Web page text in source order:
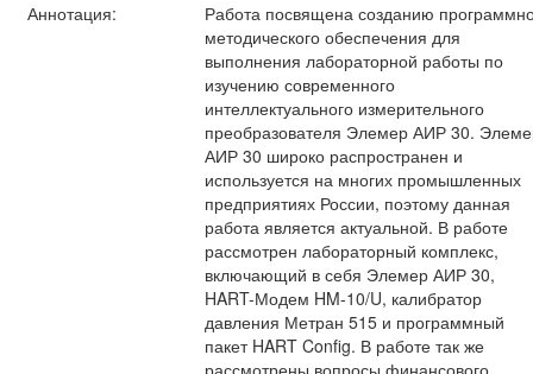
Аннотация:
Работа посвящена созданию
методического обеспечения для
выполнения лабораторной работы по
изучению современного
интеллектуального измерительного
преобразователя Элемер АИР 30.
АИР 30 широко распространен и
используется на многих промышленных
предприятиях России, поэтому данная
работа является актуальной. В работе
рассмотрен лабораторный комплекс,
включающий в себя Элемер АИР 30,
HART-Модем HM-10/U, калибратор
давления Метран 515 и программный
пакет HART Config. В работе так же
рассмотрены вопросы финансового